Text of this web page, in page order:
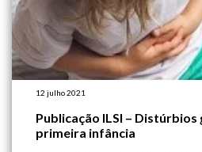
12 julho 2021
Publicação ILSI –
primeira infância